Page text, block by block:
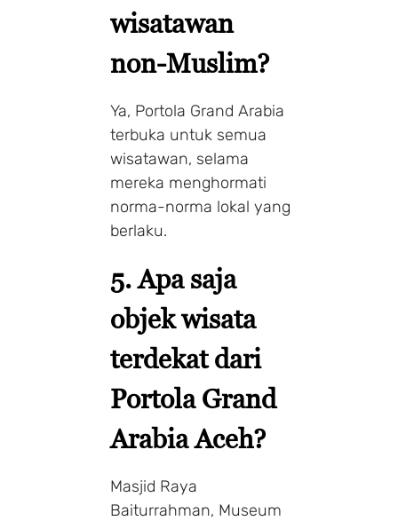
wisatawan
non-Muslim?
Ya, Portola Grand Arabia
terbuka untuk semua
wisatawan, selama
mereka menghormati
norma-norma lokal yang
berlaku.
5.Apa saja
objek wisata
terdekat dari
Portola Grand
Arabia Aceh?
Masjid Raya
Baiturrahman, Museum